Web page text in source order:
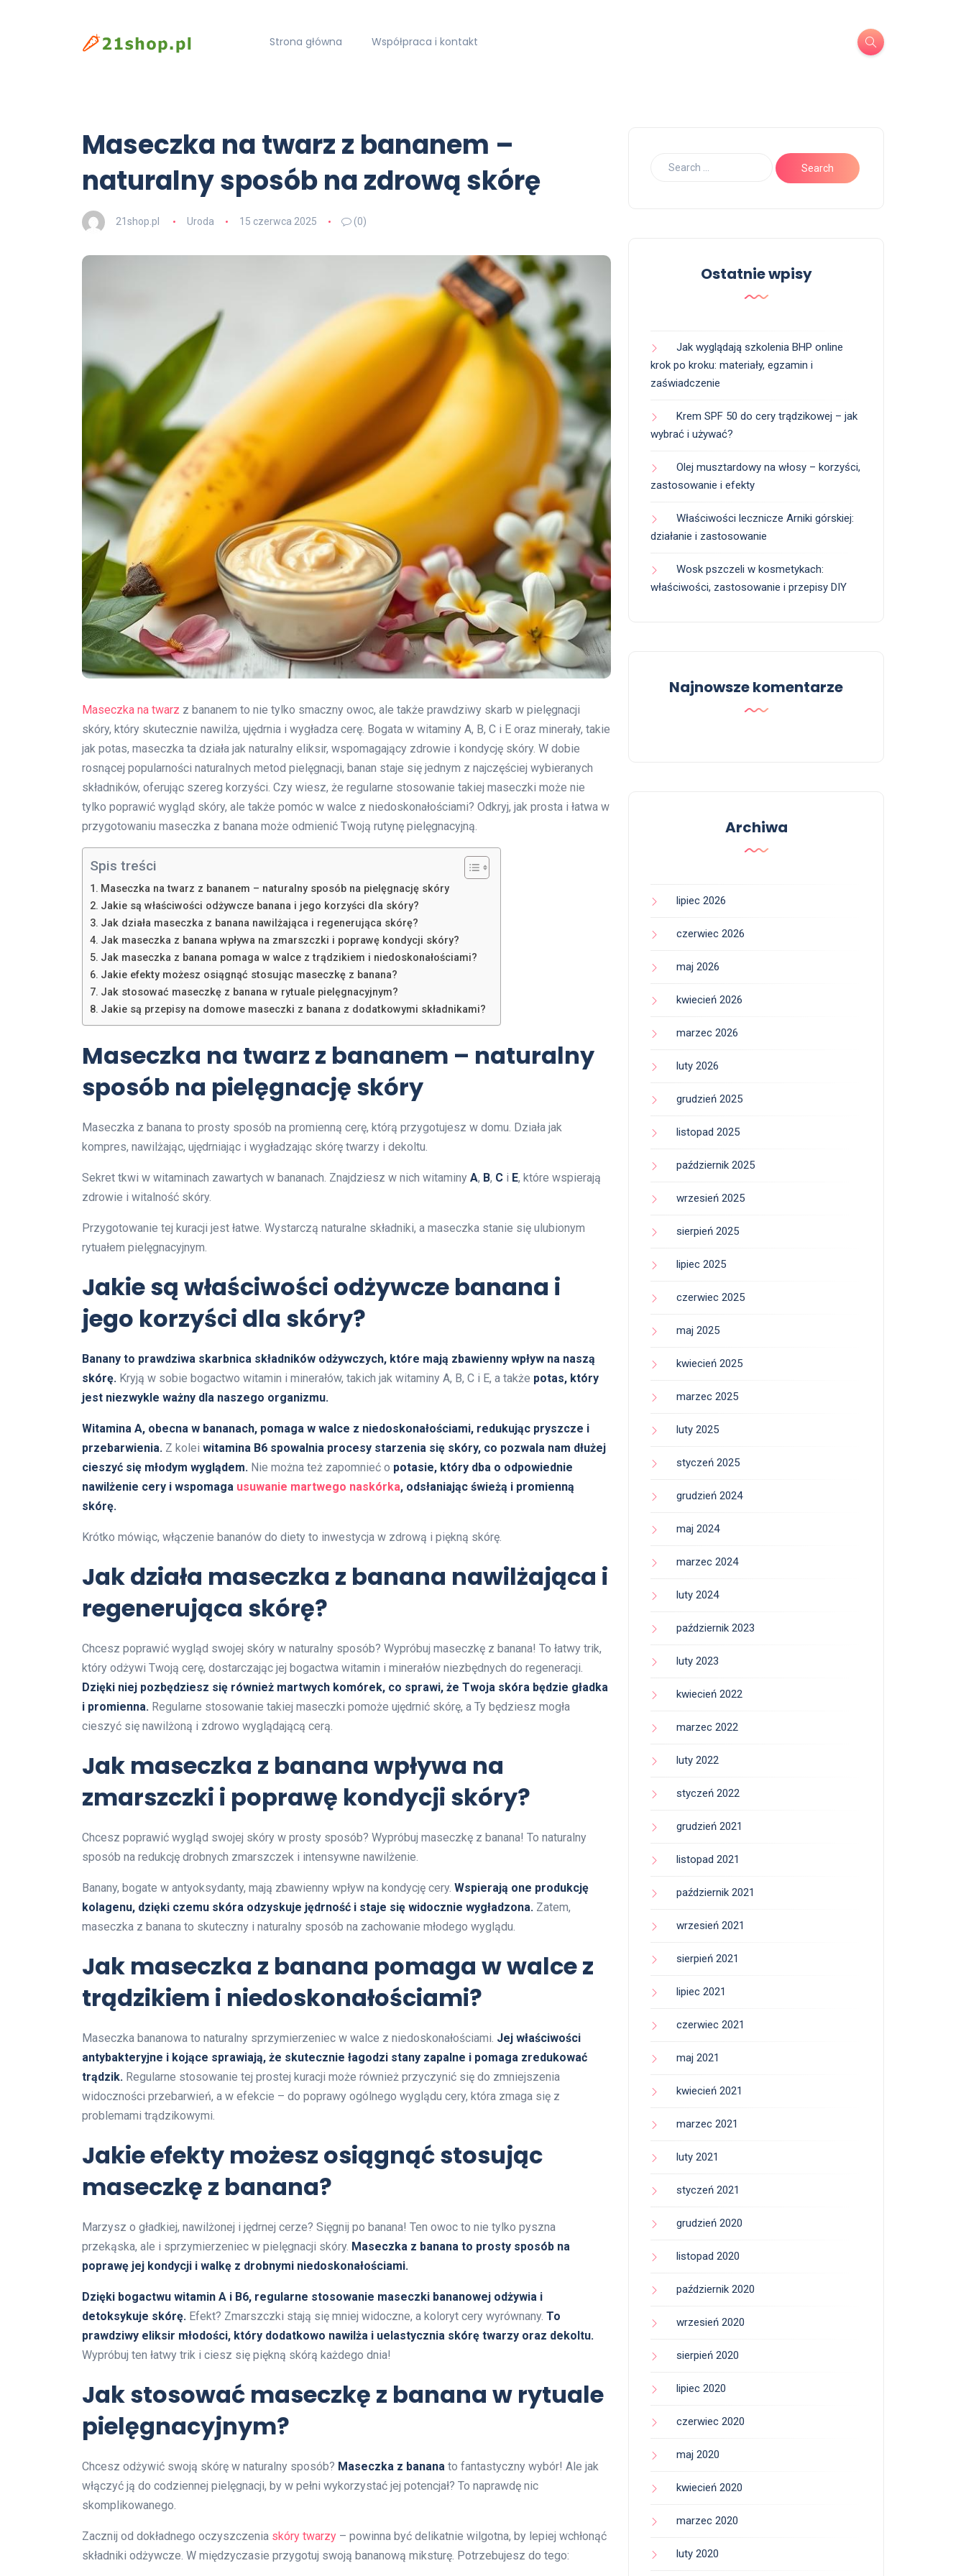
Strona główna Współpraca i kontakt
Maseczka na twarz z bananem –
naturalny sposób na zdrową skórę
21shop.pl Uroda 15 czerwca 2025 (0)
Maseczka na twarz z bananem to nie tylko smaczny owoc, ale także prawdziwy skarb w pielęgnacji
skóry, który skutecznie nawilża, ujędrnia i wygładza cerę. Bogata w witaminy A, B, C i E oraz minerały, takie
jak potas, maseczka ta działa jak naturalny eliksir, wspomagający zdrowie i kondycję skóry. W dobie
rosnącej popularności naturalnych metod pielęgnacji, banan staje się jednym z najczęściej wybieranych
składników, oferując szereg korzyści. Czy wiesz, że regularne stosowanie takiej maseczki może nie
tylko poprawić wygląd skóry, ale także pomóc w walce z niedoskonałościami? Odkryj, jak prosta i łatwa w
przygotowaniu maseczka z banana może odmienić Twoją rutynę pielęgnacyjną.
Spis treści
Maseczka na twarz z bananem – naturalny sposób na pielęgnację skóry
Jakie są właściwości odżywcze banana i jego korzyści dla skóry?
Jak działa maseczka z banana nawilżająca i regenerująca skórę?
Jak maseczka z banana wpływa na zmarszczki i poprawę kondycji skóry?
Jak maseczka z banana pomaga w walce z trądzikiem i niedoskonałościami?
Jakie efekty możesz osiągnąć stosując maseczkę z banana?
Jak stosować maseczkę z banana w rytuale pielęgnacyjnym?
Jakie są przepisy na domowe maseczki z banana z dodatkowymi składnikami?
Maseczka na twarz z bananem – naturalny
sposób na pielęgnację skóry
Maseczka z banana to prosty sposób na promienną cerę, którą przygotujesz w domu. Działa jak
kompres, nawilżając, ujędrniając i wygładzając skórę twarzy i dekoltu.
Sekret tkwi w witaminach zawartych w bananach. Znajdziesz w nich witaminy A, B, C i E, które wspierają
zdrowie i witalność skóry.
Przygotowanie tej kuracji jest łatwe. Wystarczą naturalne składniki, a maseczka stanie się ulubionym
rytuałem pielęgnacyjnym.
Jakie są właściwości odżywcze banana i
jego korzyści dla skóry?
Banany to prawdziwa skarbnica składników odżywczych, które mają zbawienny wpływ na naszą
skórę. Kryją w sobie bogactwo witamin i minerałów, takich jak witaminy A, B, C i E, a także potas, który
jest niezwykle ważny dla naszego organizmu.
Witamina A, obecna w bananach, pomaga w walce z niedoskonałościami, redukując pryszcze i
przebarwienia. Z kolei witamina B6 spowalnia procesy starzenia się skóry, co pozwala nam dłużej
cieszyć się młodym wyglądem. Nie można też zapomnieć o potasie, który dba o odpowiednie
nawilżenie cery i wspomaga usuwanie martwego naskórka, odsłaniając świeżą i promienną
skórę.
Krótko mówiąc, włączenie bananów do diety to inwestycja w zdrową i piękną skórę.
Jak działa maseczka z banana nawilżająca i
regenerująca skórę?
Chcesz poprawić wygląd swojej skóry w naturalny sposób? Wypróbuj maseczkę z banana! To łatwy trik,
który odżywi Twoją cerę, dostarczając jej bogactwa witamin i minerałów niezbędnych do regeneracji.
Dzięki niej pozbędziesz się również martwych komórek, co sprawi, że Twoja skóra będzie gładka
i promienna. Regularne stosowanie takiej maseczki pomoże ujędrnić skórę, a Ty będziesz mogła
cieszyć się nawilżoną i zdrowo wyglądającą cerą.
Jak maseczka z banana wpływa na
zmarszczki i poprawę kondycji skóry?
Chcesz poprawić wygląd swojej skóry w prosty sposób? Wypróbuj maseczkę z banana! To naturalny
sposób na redukcję drobnych zmarszczek i intensywne nawilżenie.
Banany, bogate w antyoksydanty, mają zbawienny wpływ na kondycję cery. Wspierają one produkcję
kolagenu, dzięki czemu skóra odzyskuje jędrność i staje się widocznie wygładzona. Zatem,
maseczka z banana to skuteczny i naturalny sposób na zachowanie młodego wyglądu.
Jak maseczka z banana pomaga w walce z
trądzikiem i niedoskonałościami?
Maseczka bananowa to naturalny sprzymierzeniec w walce z niedoskonałościami. Jej właściwości
antybakteryjne i kojące sprawiają, że skutecznie łagodzi stany zapalne i pomaga zredukować
trądzik. Regularne stosowanie tej prostej kuracji może również przyczynić się do zmniejszenia
widoczności przebarwień, a w efekcie – do poprawy ogólnego wyglądu cery, która zmaga się z
problemami trądzikowymi.
Jakie efekty możesz osiągnąć stosując
maseczkę z banana?
Marzysz o gładkiej, nawilżonej i jędrnej cerze? Sięgnij po banana! Ten owoc to nie tylko pyszna
przekąska, ale i sprzymierzeniec w pielęgnacji skóry. Maseczka z banana to prosty sposób na
poprawę jej kondycji i walkę z drobnymi niedoskonałościami.
Dzięki bogactwu witamin A i B6, regularne stosowanie maseczki bananowej odżywia i
detoksykuje skórę. Efekt? Zmarszczki stają się mniej widoczne, a koloryt cery wyrównany. To
prawdziwy eliksir młodości, który dodatkowo nawilża i uelastycznia skórę twarzy oraz dekoltu.
Wypróbuj ten łatwy trik i ciesz się piękną skórą każdego dnia!
Jak stosować maseczkę z banana w rytuale
pielęgnacyjnym?
Chcesz odżywić swoją skórę w naturalny sposób? Maseczka z banana to fantastyczny wybór! Ale jak
włączyć ją do codziennej pielęgnacji, by w pełni wykorzystać jej potencjał? To naprawdę nic
skomplikowanego.
Zacznij od dokładnego oczyszczenia skóry twarzy – powinna być delikatnie wilgotna, by lepiej wchłonąć
składniki odżywcze. W międzyczasie przygotuj swoją bananową miksturę. Potrzebujesz do tego:
Ostatnie wpisy
Jak wyglądają szkolenia BHP online
krok po kroku: materiały, egzamin i
zaświadczenie
Krem SPF 50 do cery trądzikowej – jak
wybrać i używać?
Olej musztardowy na włosy – korzyści,
zastosowanie i efekty
Właściwości lecznicze Arniki górskiej:
działanie i zastosowanie
Wosk pszczeli w kosmetykach:
właściwości, zastosowanie i przepisy DIY
Najnowsze komentarze
Archiwa
lipiec 2026
czerwiec 2026
maj 2026
kwiecień 2026
marzec 2026
luty 2026
grudzień 2025
listopad 2025
październik 2025
wrzesień 2025
sierpień 2025
lipiec 2025
czerwiec 2025
maj 2025
kwiecień 2025
marzec 2025
luty 2025
styczeń 2025
grudzień 2024
maj 2024
marzec 2024
luty 2024
październik 2023
luty 2023
kwiecień 2022
marzec 2022
luty 2022
styczeń 2022
grudzień 2021
listopad 2021
październik 2021
wrzesień 2021
sierpień 2021
lipiec 2021
czerwiec 2021
maj 2021
kwiecień 2021
marzec 2021
luty 2021
styczeń 2021
grudzień 2020
listopad 2020
październik 2020
wrzesień 2020
sierpień 2020
lipiec 2020
czerwiec 2020
maj 2020
kwiecień 2020
marzec 2020
luty 2020